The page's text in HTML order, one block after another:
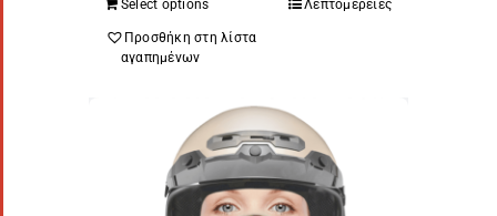
Select options Λεπτομέρειες
Προσθήκη στη λίστα
αγαπημένων